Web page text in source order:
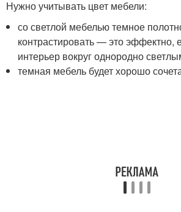
Нужно учитывать цвет мебели:
со светлой мебелью темное
контрастировать — это эффектно,
интерьер вокруг однородно
темная мебель будет хорошо